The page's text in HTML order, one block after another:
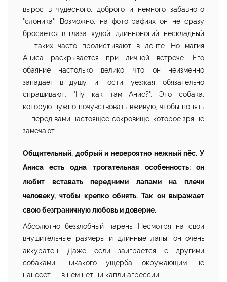
вырос в чудесного, доброго и немного забавного
"слоника". Возможно, на фотографиях он не сразу
бросается в глаза: худой, длинноногий, нескладный
— таких часто пролистывают в ленте. Но магия
Аниса раскрывается при личной встрече. Его
обаяние настолько велико, что он неизменно
западает в душу, и гости, уезжая, обязательно
спрашивают: "Ну как там Анис?". Это собака,
которую нужно почувствовать вживую, чтобы понять
— перед вами настоящее сокровище, которое зря не
замечают.
Общительный, добрый и невероятно нежный пёс. У
Аниса есть одна трогательная особенность: он
любит вставать передними лапами на плечи
человеку, чтобы крепко обнять. Так он выражает
свою безграничную любовь и доверие.
Абсолютно беззлобный парень. Несмотря на свои
внушительные размеры и длинные лапы, он очень
аккуратен. Даже если заиграется с другими
собаками, никакого ущерба окружающим не
нанесёт — в нём нет ни капли агрессии.